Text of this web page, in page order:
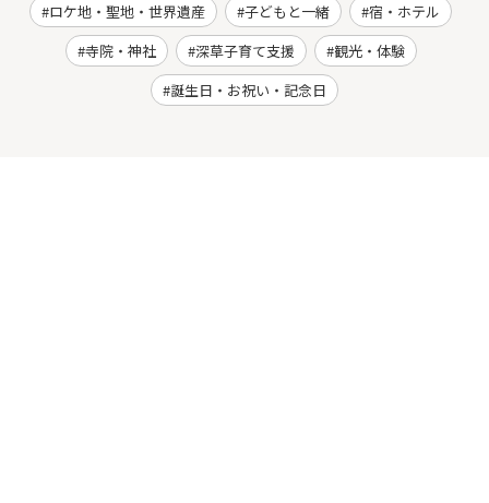
ロケ地・聖地・世界遺産 子どもと一緒
宿・ホテル
寺院・神社
深草子育て支援
観光・体験
誕生日・お祝い・記念日